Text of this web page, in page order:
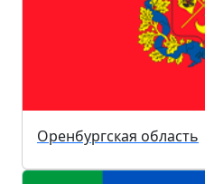
Оренбургская область